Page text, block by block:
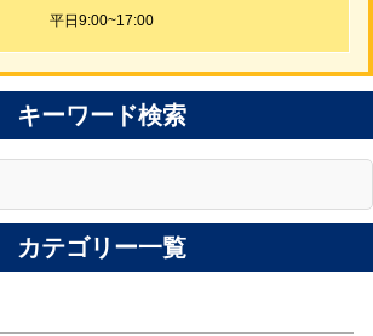
平日9:00~17:00
キーワード検索
カテゴリー一覧